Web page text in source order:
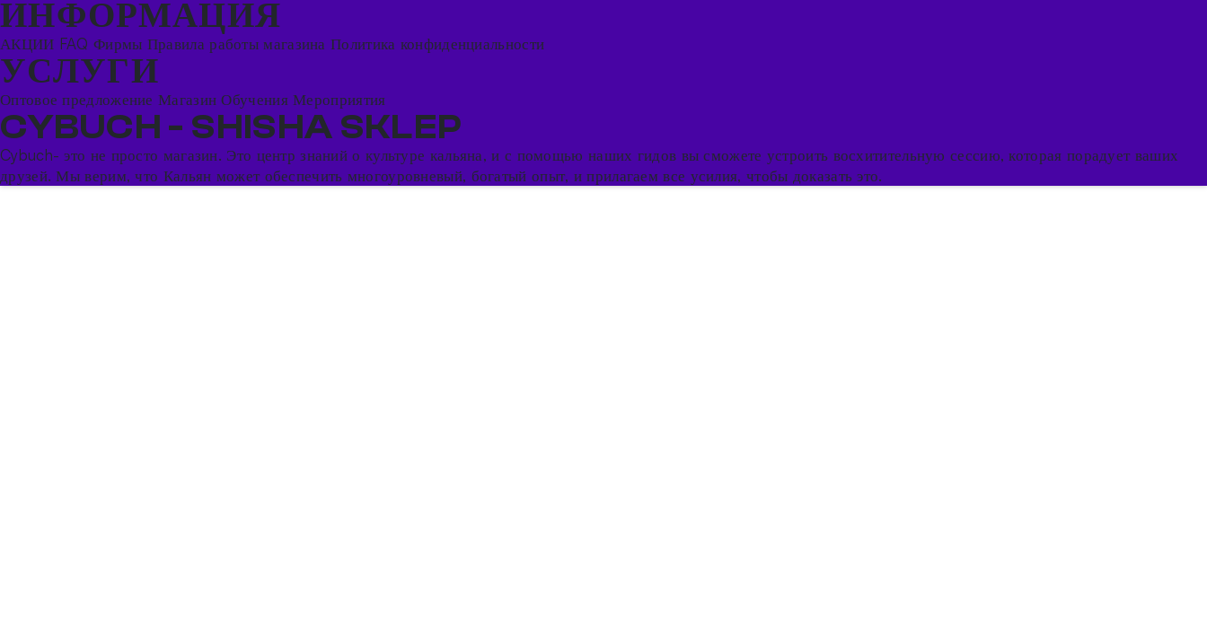
ИНФОРМАЦИЯ
АКЦИИ FAQФирмы Правила работы магазинаПолитика конфиденциальности
УСЛУГИ
Оптовое предложениеМагазинОбученияМероприятия
CYBUCH - SHISHA SKLEP
Cybuch- это не просто магазин. Это центр знаний о культуре кальяна, и с помощью наших гидов вы сможете устроить восхитительную сессию, которая порадует ваших
друзей. Мы верим, что Кальян может обеспечить многоуровневый, богатый опыт, и прилагаем все усилия, чтобы доказать это.